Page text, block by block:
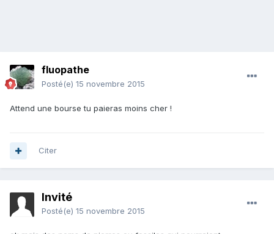
fluopathe
Posté(e) 15 novembre 2015
Attend une bourse tu paieras moins cher !
Citer
Invité
Posté(e) 15 novembre 2015